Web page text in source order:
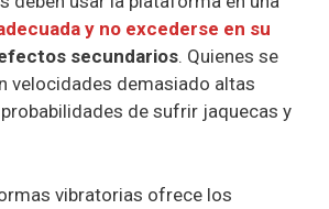
y no excederse en su
secundarios. Quienes se
velocidades demasiado altas
de sufrir jaquecas y
vibratorias ofrece los